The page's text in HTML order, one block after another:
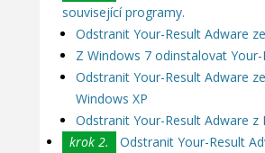
související programy.
Odstranit Your-Result Adware
Z Windows 7 odinstalovat
Odstranit Your-Result Adware
Windows XP
Odstranit Your-Result Adware z
krok 2.
Odstranit Your-Result